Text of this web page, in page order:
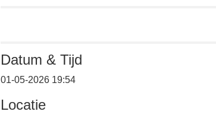
Datum & Tijd
01-05-2026 19:54
Locatie